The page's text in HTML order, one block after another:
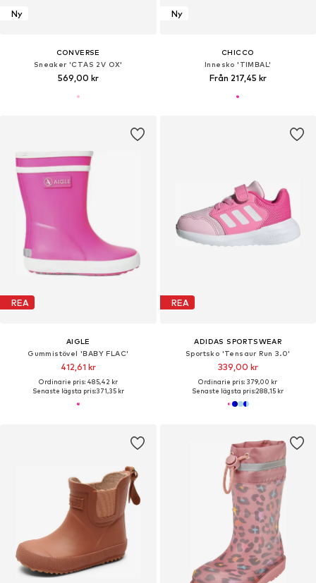
Ny
CONVERSE
Sneaker 'CTAS 2V OX'
569,00 kr
Ny
CHICCO
Innesko 'TIMBAL'
Från 217,45 kr
REA
AIGLE
Gummistövel 'BABY FLAC'
412,61 kr
Ordinarie pris: 485,42 kr
Senaste lägsta pris:371,35 kr
REA
ADIDAS SPORTSWEAR
Sportsko 'Tensaur Run 3.0'
339,00 kr
Ordinarie pris: 379,00 kr
Senaste lägsta pris:288,15 kr